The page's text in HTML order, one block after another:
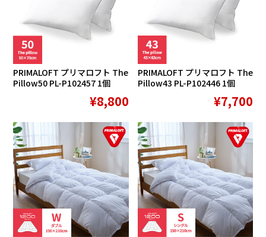
PRIMALOFT プリマロフト The
Pillow50 PL-P102457 1個
¥8,800
PRIMALOFT プリマロフト The
Pillow43 PL-P102446 1個
¥7,700